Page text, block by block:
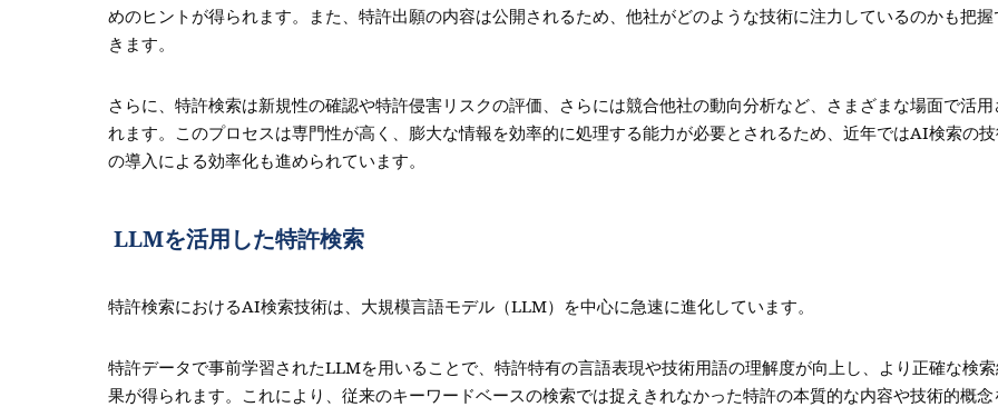
めのヒントが得られます。また、特許出願の内容は公開されるため、他社がどのような技術に注力しているのかも把握
きます。
さらに、特許検索は新規性の確認や特許侵害リスクの評価、さらには競合他社の動向分析など、さまざまな場面で活用
れます。このプロセスは専門性が高く、膨大な情報を効率的に処理する能力が必要とされるため、近年ではAI検索の
の導入による効率化も進められています。
LLMを活用した特許検索
特許検索におけるAI検索技術は、大規模言語モデル（LLM）を中心に急速に進化しています。
特許データで事前学習されたLLMを用いることで、特許特有の言語表現や技術用語の理解度が向上し、より正確な検
果が得られます。これにより、従来のキーワードベースの検索では捉えきれなかった特許の本質的な内容や技術的概念